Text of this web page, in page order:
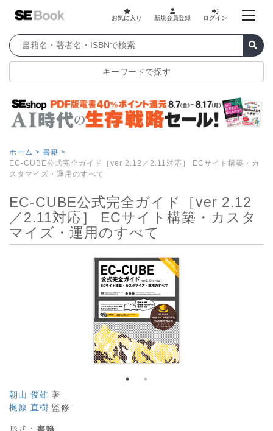
お気に入り 新規会員登録 ログイン
キーワードで探す
ホーム > 書籍 >
EC-CUBE公式完全ガイド［ver 2.12／2.11対応］ ECサイト構築・カ
スタマイズ・運用のすべて
EC-CUBE公式完全ガイド［ver 2.12
／2.11対応］ ECサイト構築・カスタ
マイズ・運用のすべて
朝山 俊雄 著
梶原 直樹 監修
形式： 書籍